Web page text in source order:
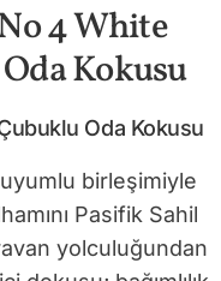
4 White
Kokusu
Oda Kokusu
birleşimiyle
Pasifik Sahil
yolculuğundan